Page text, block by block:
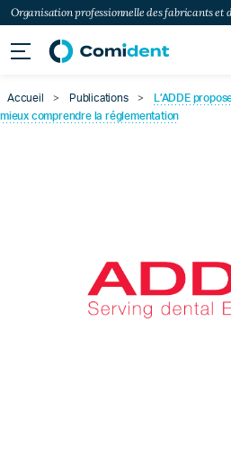
Organisation professionnelle des fabricants et
Accueil > Publications >
L’ADDE
mieux comprendre la réglementation